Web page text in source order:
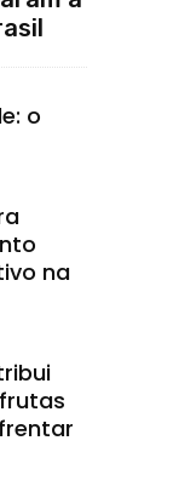
o
na